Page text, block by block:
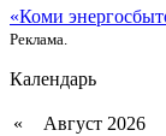
«Коми
Реклама.
Календарь
« Август 2026